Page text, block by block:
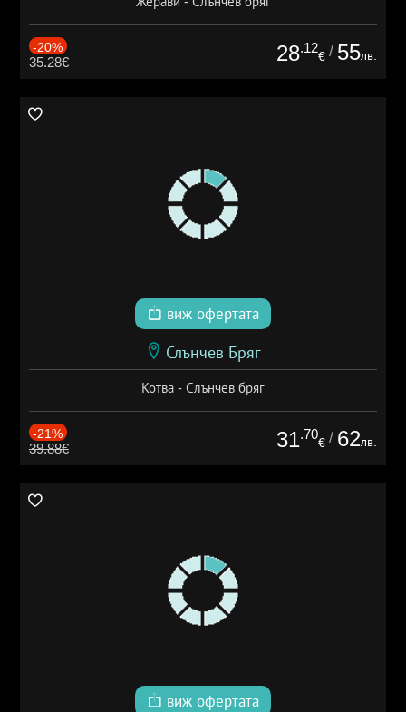
-20%
35.28€ 28.12
€ / 55лв.
виж офертата
Слънчев Бряг
Котва - Слънчев бряг
-21%
39.88€ 31.70
€ / 62лв.
виж офертата